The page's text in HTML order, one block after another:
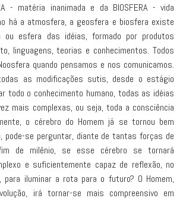
- matéria inanimada e da BIOSFERA - vida
há a atmosfera, a geosfera e biosfera existe
ou esfera das idéias, formado por produtos
linguagens, teorias e conhecimentos. Todos
quando pensamos e nos comunicamos.
as modificações sutis, desde o estágio
todo o conhecimento humano, todas as idéias
mais complexas, ou seja, toda a consciência
o cérebro do Homem já se tornou bem
pode-se perguntar, diante de tantas forças de
de milênio, se esse cérebro se tornará
e suficientemente capaz de reflexão, no
para iluminar a rota para o futuro? O Homem,
irá tornar-se mais compreensivo em